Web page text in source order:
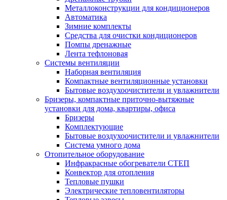
Металлоконструкции для кондиционеров
Автоматика
Зимние комплекты
Средства для очистки кондиционеров
Помпы дренажные
Лента тефлоновая
Системы вентиляции
Наборная вентиляция
Компактные вентиляционные установки
Бытовые воздухоочистители и увлажнители
Бризеры, компактные приточно-вытяжные
установки для дома, квартиры, офиса
Бризеры
Комплектующие
Бытовые воздухоочистители и увлажнители
Система умного дома
Отопительное оборудование
Инфракрасные обогреватели СТЕП
Конвектор для отопления
Тепловые пушки
Электрические тепловентиляторы